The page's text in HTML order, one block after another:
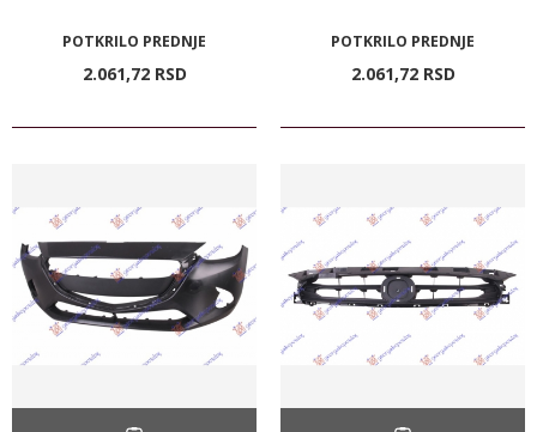
POTKRILO PREDNJE
2.061,72 RSD
POTKRILO PREDNJE
2.061,72 RSD